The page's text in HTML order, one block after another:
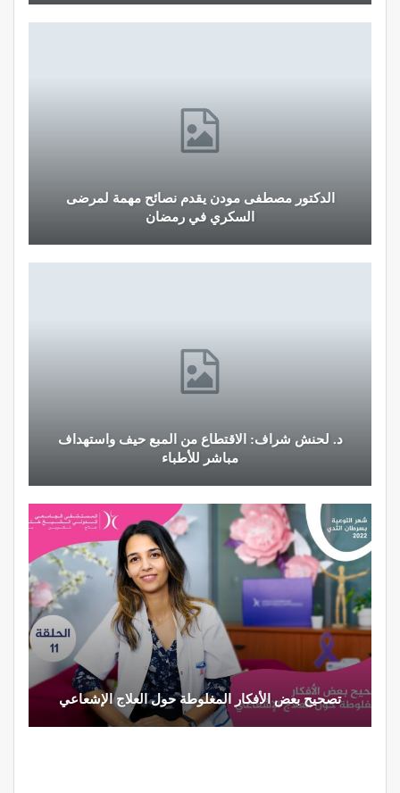
الدكتور مصطفى مودن يقدم نصائح مهمة لمرضى
السكري في رمضان
د. لحنش شراف: الاقتطاع من المبع حيف واستهداف
مباشر للأطباء
تصحيح بعض الأفكار المغلوطة حول العلاج الإشعاعي